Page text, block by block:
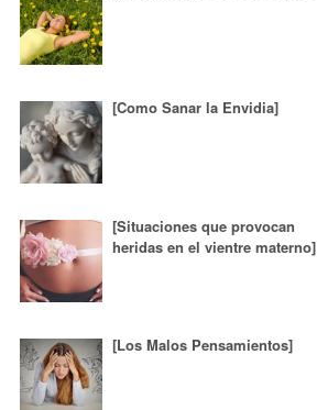
[Como Sanar la Envidia]
[Situaciones que provocan
heridas en el vientre materno]
[Los Malos Pensamientos]